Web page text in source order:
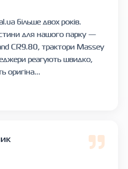
більше двох років.
для нашого парку —
CR9.80, трактори Massey
реагують швидко,
оригіна...